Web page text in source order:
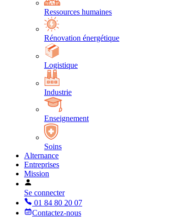
Ressources humaines
Rénovation énergétique
Logistique
Industrie
Enseignement
Soins
Alternance
Entreprises
Mission
Se connecter
01 84 80 20 07
Contactez-nous